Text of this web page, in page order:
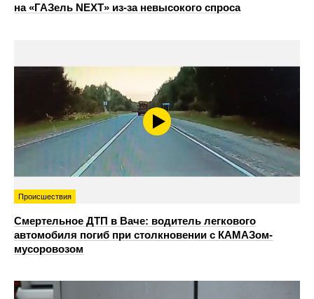
на «ГАЗель NEXT» из‑за невысокого спроса
Происшествия
Смертельное ДТП в Ваче: водитель легкового
автомобиля погиб при столкновении с КАМАЗом-
мусоровозом